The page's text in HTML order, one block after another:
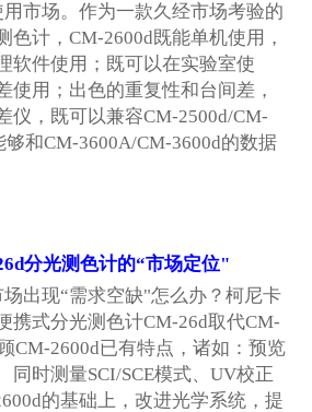
市场。作为一款久经市场考验的
色计，CM-2600d既能单机使用，
软件使用；既可以在实验室使
使用；出色的重复性和台间差，
仪，既可以兼容CM-2500d/CM-
和CM-3600A/CM-3600d的数据
分光测色计的“市场定位"
出现“需求空缺"怎么办？柯尼卡
携式分光测色计CM-26d取代CM-
CM-2600d已有特点，诸如：预览
同时测量SCI/SCE模式、UV校正
的基础上，改进光学系统，提